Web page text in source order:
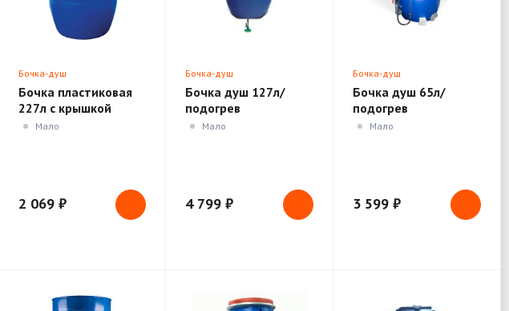
Бочка-душ
Бочка пластиковая
227л с крышкой
Мало
2 069 ₽
Бочка-душ
Бочка душ 127л/
подогрев
Мало
4 799 ₽
Бочка-душ
Бочка душ 65л/
подогрев
Мало
3 599 ₽